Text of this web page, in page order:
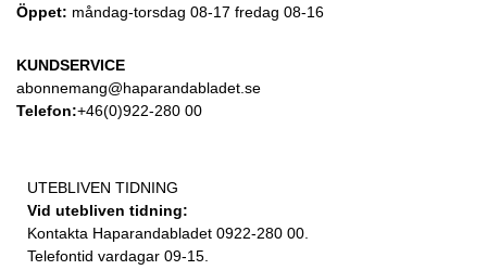
Öppet: måndag-torsdag 08-17 fredag 08-16
KUNDSERVICE
abonnemang@haparandabladet.se
Telefon:+46(0)922-280 00
UTEBLIVEN TIDNING
Vid utebliven tidning:
Kontakta Haparandabladet 0922-280 00.
Telefontid vardagar 09-15.